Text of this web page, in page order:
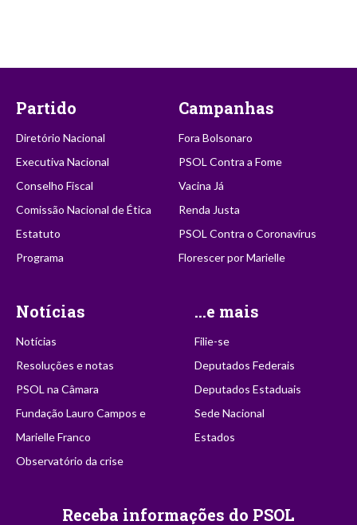
Partido
Diretório Nacional
Executiva Nacional
Conselho Fiscal
Comissão Nacional de Ética
Estatuto
Programa
Campanhas
Fora Bolsonaro
PSOL Contra a Fome
Vacina Já
Renda Justa
PSOL Contra o Coronavírus
Florescer por Marielle
Notícias
Notícias
Resoluções e notas
PSOL na Câmara
Fundação Lauro Campos e
Marielle Franco
Observatório da crise
...e mais
Filie-se
Deputados Federais
Deputados Estaduais
Sede Nacional
Estados
Receba informações do PSOL